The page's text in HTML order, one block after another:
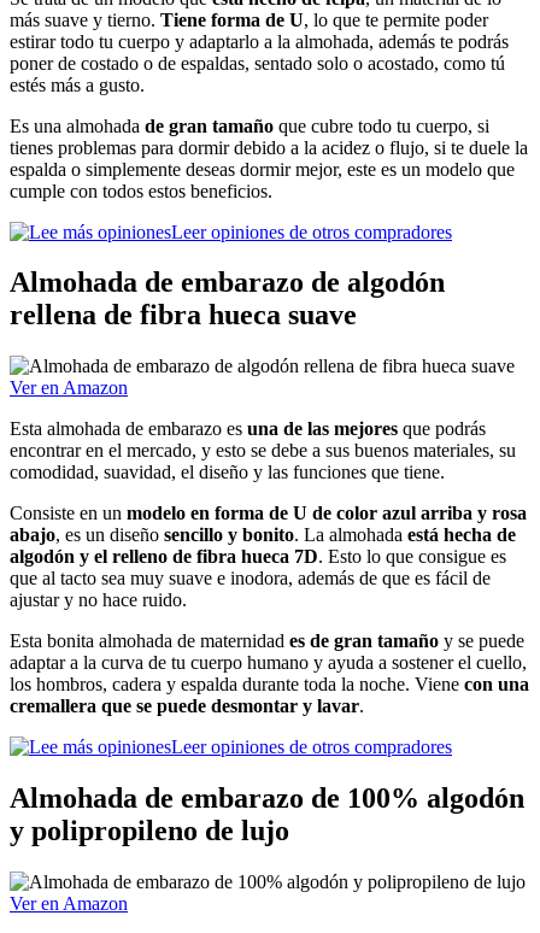
más suave y tierno. Tiene forma de U, lo que te permite poder
estirar todo tu cuerpo y adaptarlo a la almohada, además te podrás
poner de costado o de espaldas, sentado solo o acostado, como tú
estés más a gusto.
Es una almohada de gran tamaño que cubre todo tu cuerpo, si
tienes problemas para dormir debido a la acidez o flujo, si te duele la
espalda o simplemente deseas dormir mejor, este es un modelo que
cumple con todos estos beneficios.
Leer opiniones de otros compradores
Almohada de embarazo de algodón
rellena de fibra hueca suave
Ver en Amazon
Esta almohada de embarazo es una de las mejores que podrás
encontrar en el mercado, y esto se debe a sus buenos materiales, su
comodidad, suavidad, el diseño y las funciones que tiene.
Consiste en un modelo en forma de U de color azul arriba y rosa
abajo, es un diseño sencillo y bonito. La almohada está hecha de
algodón y el relleno de fibra hueca 7D. Esto lo que consigue es
que al tacto sea muy suave e inodora, además de que es fácil de
ajustar y no hace ruido.
Esta bonita almohada de maternidad es de gran tamaño y se puede
adaptar a la curva de tu cuerpo humano y ayuda a sostener el cuello,
los hombros, cadera y espalda durante toda la noche. Viene con una
cremallera que se puede desmontar y lavar.
Leer opiniones de otros compradores
Almohada de embarazo de 100% algodón
y polipropileno de lujo
Ver en Amazon